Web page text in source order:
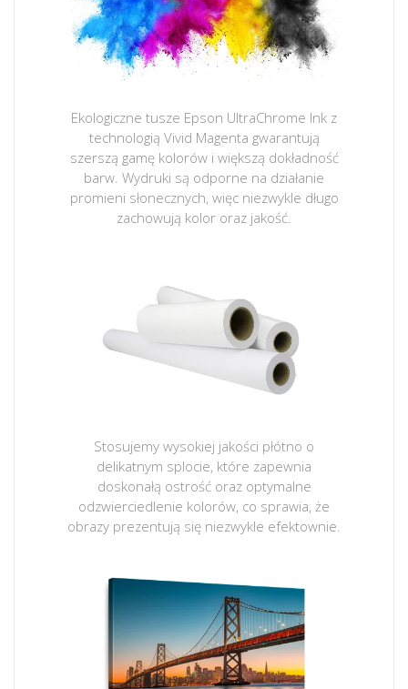
Ekologiczne tusze Epson UltraChrome Ink z
technologią Vivid Magenta gwarantują
szerszą gamę kolorów i większą dokładność
barw. Wydruki są odporne na działanie
promieni słonecznych, więc niezwykle długo
zachowują kolor oraz jakość.
Stosujemy wysokiej jakości płótno o
delikatnym splocie, które zapewnia
doskonałą ostrość oraz optymalne
odzwierciedlenie kolorów, co sprawia, że
obrazy prezentują się niezwykle efektownie.